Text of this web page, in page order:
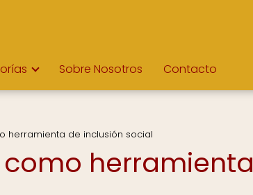
Sobre Nosotros Contacto
herramienta de inclusión social
herramienta